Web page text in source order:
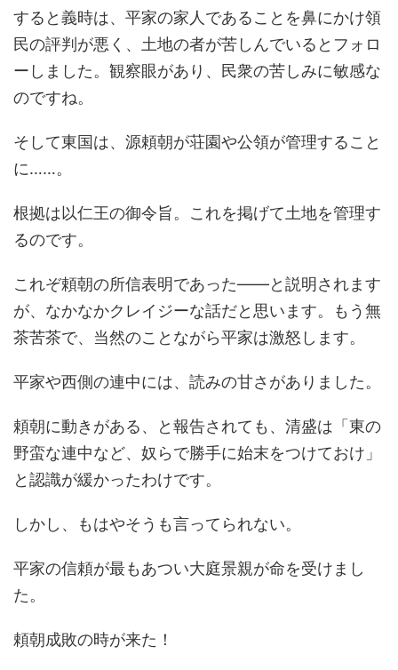
すると義時は、平家の家人であることを鼻にかけ領
民の評判が悪く、土地の者が苦しんでいるとフォロ
ーしました。観察眼があり、民衆の苦しみに敏感な
のですね。
そして東国は、源頼朝が荘園や公領が管理すること
に……。
根拠は以仁王の御令旨。これを掲げて土地を管理す
るのです。
これぞ頼朝の所信表明であった――と説明されます
が、なかなかクレイジーな話だと思います。もう無
茶苦茶で、当然のことながら平家は激怒します。
平家や西側の連中には、読みの甘さがありました。
頼朝に動きがある、と報告されても、清盛は「東の
野蛮な連中など、奴らで勝手に始末をつけておけ」
と認識が緩かったわけです。
しかし、もはやそうも言ってられない。
平家の信頼が最もあつい大庭景親が命を受けまし
た。
頼朝成敗の時が来た！